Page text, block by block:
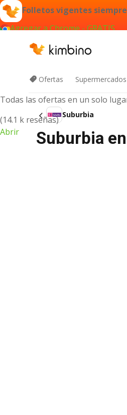
Folletos vigentes
Agregar a Chrome - GRATIS
App de Kimbino
Todas las ofertas en un solo
(14.1 k reseñas)
Abrir
Ofertas Supermercados
Suburbia
Suburbia